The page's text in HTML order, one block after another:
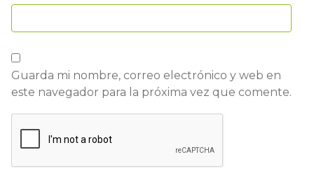
Guarda mi nombre, correo electrónico y web en
este navegador para la próxima vez que comente.